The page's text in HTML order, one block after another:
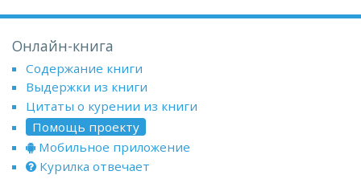
Онлайн-книга
Содержание книги
Выдержки из книги
Цитаты о курении из книги
Помощь проекту
Мобильное приложение
Курилка отвечает